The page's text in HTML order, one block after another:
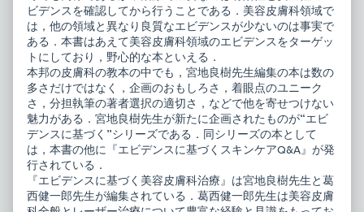
療,
ビデンスを確認してから行うことである．美容皮膚科領域で
は，他の領域と異なり良質なエビデンスが少ないのは事実で
ある．本書はあえて美容皮膚科領域のエビデンスをターゲッ
トにしており，野心的な本といえる．
本邦の皮膚科の教本の中でも，宮地良樹先生編集の本は数の
多さだけではなく，企画のおもしろさ，着眼点のユニーク
さ，分担執筆の著者選択の適切さ，などで他を寄せつけない
魅力がある．宮地良樹先生が新たに企画されたものが“エビ
デンスに基づく”シリーズである．同シリーズの本として
は，本書の他に『エビデンスに基づくスキンケアQ&A』が発
行されている．
『エビデンスに基づく美容皮膚科治療』は宮地良樹先生と葛
西健一郎先生が編集されている．葛西健一郎先生は美容皮膚